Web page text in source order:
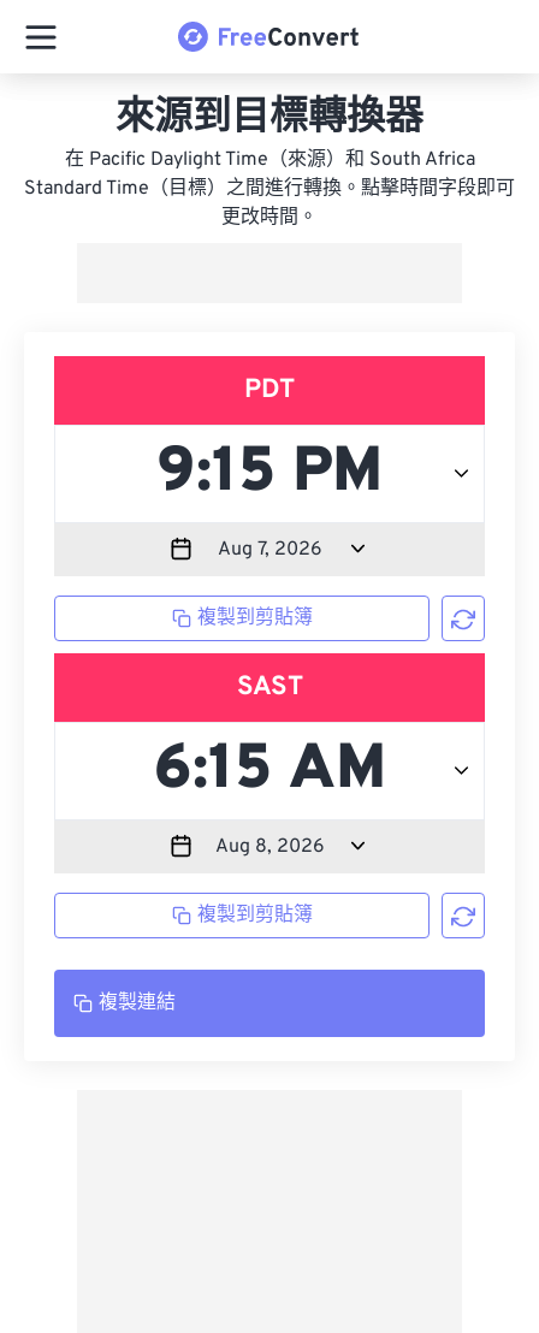
來源到目標轉換器
在 Pacific Daylight Time（來源）和 South Africa
Standard Time（目標）之間進行轉換。點擊時間字段即可
更改時間。
PDT
複製到剪貼簿
SAST
複製到剪貼簿
複製連結